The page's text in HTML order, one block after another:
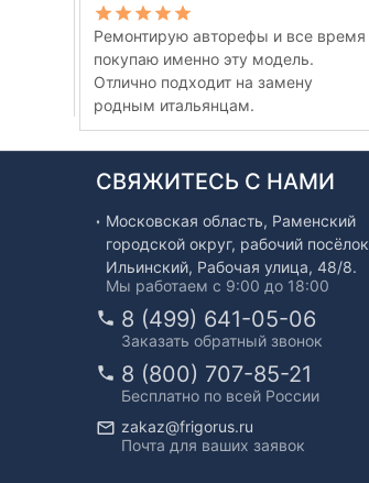
Ремонтирую авторефы и все время
покупаю именно эту модель.
Отлично подходит на замену
родным итальянцам.
СВЯЖИТЕСЬ С НАМИ
Московская область, Раменский
городской округ, рабочий посёлок
Ильинский, Рабочая улица, 48/8.
Мы работаем с 9:00 до 18:00
8 (499) 641-05-06
Заказать обратный звонок
8 (800) 707-85-21
Бесплатно по всей России
zakaz@frigorus.ru
Почта для ваших заявок